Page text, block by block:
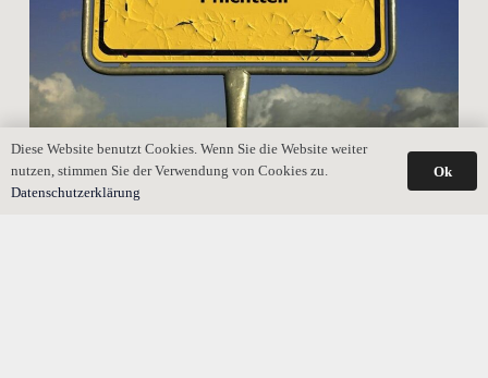
Wie unterscheidet sich der Nachlassverwalter vom
Nachlassinsolvenzverwalter?
Diese Website benutzt Cookies. Wenn Sie die Website weiter
nutzen, stimmen Sie der Verwendung von Cookies zu.
Datenschutzerklärung
Ok